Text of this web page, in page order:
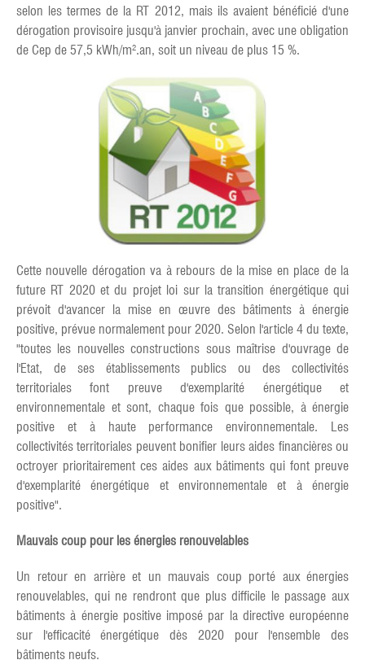
selon les termes de la RT 2012, mais ils avaient bénéficié d'une
dérogation provisoire jusqu'à janvier prochain, avec une obligation
de Cep de 57,5 kWh/m².an, soit un niveau de plus 15 %.
Cette nouvelle dérogation va à rebours de la mise en place de la
future RT 2020 et du projet loi sur la transition énergétique qui
prévoit d'avancer la mise en œuvre des bâtiments à énergie
positive, prévue normalement pour 2020. Selon l'article 4 du texte,
"toutes les nouvelles constructions sous maîtrise d'ouvrage de
l'Etat, de ses établissements publics ou des collectivités
territoriales font preuve d'exemplarité énergétique et
environnementale et sont, chaque fois que possible, à énergie
positive et à haute performance environnementale. Les
collectivités territoriales peuvent bonifier leurs aides financières ou
octroyer prioritairement ces aides aux bâtiments qui font preuve
d'exemplarité énergétique et environnementale et à énergie
positive".
Mauvais coup pour les énergies renouvelables
Un retour en arrière et un mauvais coup porté aux énergies
renouvelables, qui ne rendront que plus difficile le passage aux
bâtiments à énergie positive imposé par la directive européenne
sur l'efficacité énergétique dès 2020 pour l'ensemble des
bâtiments neufs.